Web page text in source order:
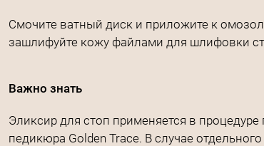
Смочите ватный диск и приложите к
зашлифуйте кожу файлами для шлифовки
Важно знать
Эликсир для стоп применяется в
педикюра Golden Trace. В случае